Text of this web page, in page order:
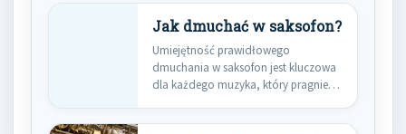
Jak dmuchać w saksofon?
Umiejętność prawidłowego
dmuchania w saksofon jest kluczowa
dla każdego muzyka, który pragnie